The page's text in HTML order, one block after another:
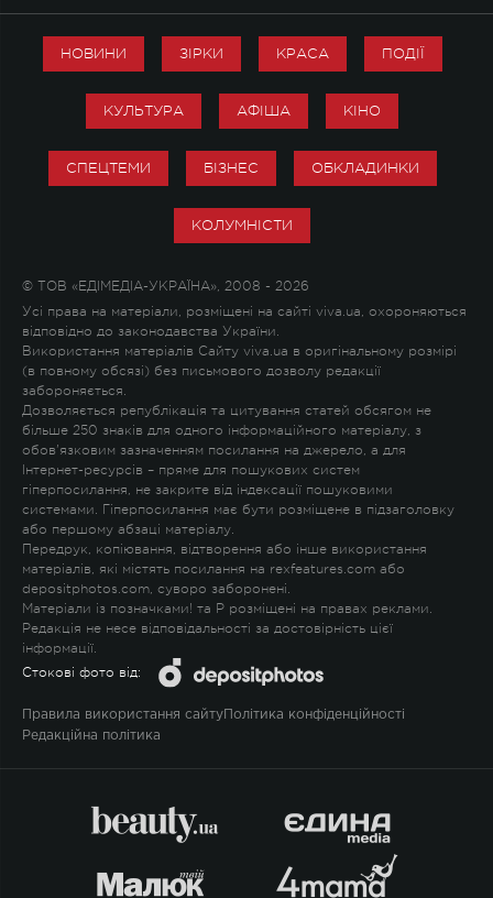
НОВИНИ ЗІРКИ КРАСА ПОДІЇ
КУЛЬТУРА АФІША КІНО
СПЕЦТЕМИ БІЗНЕС ОБКЛАДИНКИ
КОЛУМНІСТИ
© ТОВ «ЕДІМЕДІА-УКРАЇНА», 2008 - 2026
Усі права на матеріали, розміщені на сайті viva.ua, охороняються
відповідно до законодавства України.
Використання матеріалів Сайту viva.ua в оригінальному розмірі
(в повному обсязі) без письмового дозволу редакції
забороняється.
Дозволяється републікація та цитування статей обсягом не
більше 250 знаків для одного інформаційного матеріалу, з
обов'язковим зазначенням посилання на джерело, а для
Інтернет-ресурсів – пряме для пошукових систем
гіперпосилання, не закрите від індексації пошуковими
системами. Гіперпосилання має бути розміщене в підзаголовку
або першому абзаці матеріалу.
Передрук, копіювання, відтворення або інше використання
матеріалів, які містять посилання на rexfeatures.com або
depositphotos.com, суворо заборонені.
Матеріали із позначками! та P розміщені на правах реклами.
Редакція не несе відповідальності за достовірність цієї
інформації.
Стокові фото від:
Правила використання сайту Політика конфіденційності
Редакційна політика